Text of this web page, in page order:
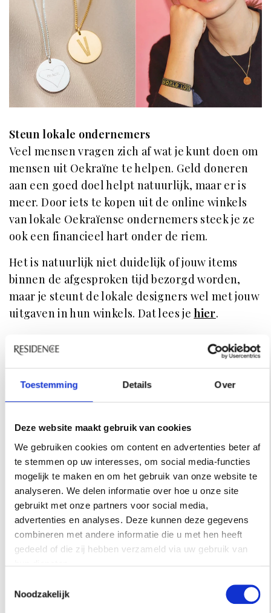
Toestemming Details Over
Deze website maakt gebruik van cookies
We gebruiken cookies om content en advertenties beter af
te stemmen op uw interesses, om social media-functies
mogelijk te maken en om het gebruik van onze website te
analyseren. We delen informatie over hoe u onze site
gebruikt met onze partners voor social media,
advertenties en analyses. Deze kunnen deze gegevens
combineren met andere informatie die u met hen heeft
gedeeld of die zij hebben verzameld via uw gebruik van
Noodzakelijk
Steun lokale ondernemers
Veel mensen vragen zich af wat je kunt doen om
mensen uit Oekraïne te helpen. Geld doneren
aan een goed doel helpt natuurlijk, maar er is
meer. Door iets te kopen uit de online winkels
van lokale Oekraïense ondernemers steek je ze
ook een financieel hart onder de riem.
Het is natuurlijk niet duidelijk of jouw items
binnen de afgesproken tijd bezorgd worden,
maar je steunt de lokale designers wel met jouw
uitgaven in hun winkels. Dat lees je hier.
INSPIRATIE